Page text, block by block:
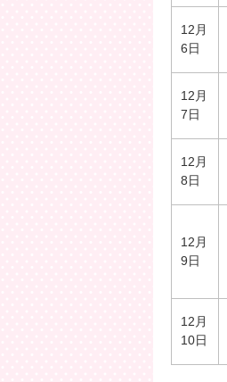
12月
6日
12月
7日
12月
8日
12月
9日
12月
10日